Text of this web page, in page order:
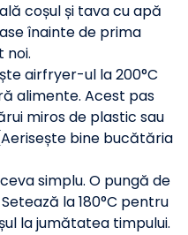
coșul și tava cu apă
înainte de prima
noi.
airfryer-ul la 200°C
alimente. Acest pas
miros de plastic sau
bine bucătăria
simplu. O pungă de
la 180°C pentru
la jumătatea timpului.